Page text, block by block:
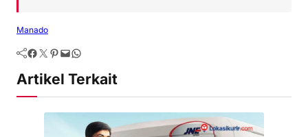
Manado
Artikel Terkait